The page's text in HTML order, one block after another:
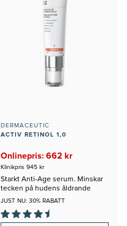
DERMACEUTIC
ACTIV RETINOL 1,0
Onlinepris: 662 kr
Klinikpris 945 kr
Starkt Anti-Age serum. Minskar
tecken på hudens åldrande
JUST NU: 30% RABATT